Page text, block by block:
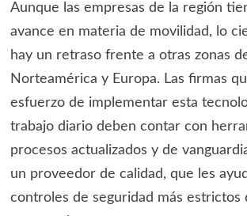
Aunque las empresas de la región
avance en materia de movilidad, lo
hay un retraso frente a otras zonas
Norteamérica y Europa. Las firmas
esfuerzo de implementar esta
trabajo diario deben contar con
procesos actualizados y de
un proveedor de calidad, que les
controles de seguridad más estrictos